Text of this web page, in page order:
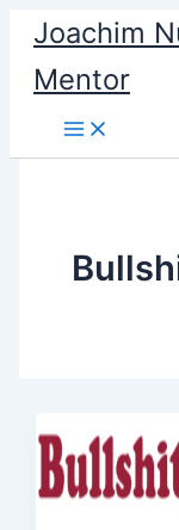
content
Joachim
Mentor